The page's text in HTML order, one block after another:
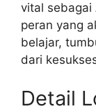
vital sebagai
peran yang
belajar,
dari
Detail